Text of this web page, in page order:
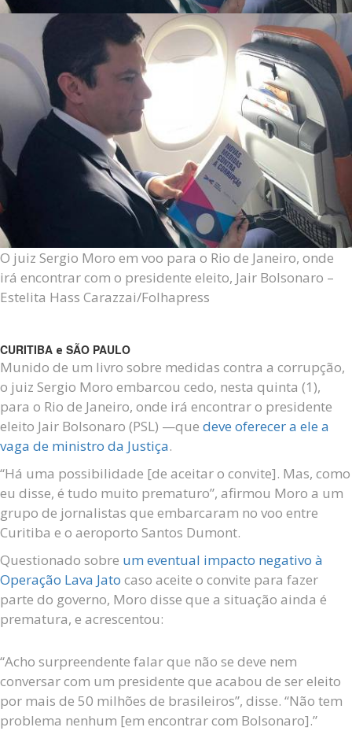
O juiz Sergio Moro em voo para o Rio de Janeiro, onde
irá encontrar com o presidente eleito, Jair Bolsonaro –
Estelita Hass Carazzai/Folhapress
CURITIBA e SÃO PAULO
Munido de um livro sobre medidas contra a corrupção,
o juiz Sergio Moro embarcou cedo, nesta quinta (1),
para o Rio de Janeiro, onde irá encontrar o presidente
eleito Jair Bolsonaro (PSL) —que deve oferecer a ele a
vaga de ministro da Justiça.
“Há uma possibilidade [de aceitar o convite]. Mas, como
eu disse, é tudo muito prematuro”, afirmou Moro a um
grupo de jornalistas que embarcaram no voo entre
Curitiba e o aeroporto Santos Dumont.
Questionado sobre um eventual impacto negativo à
Operação Lava Jato caso aceite o convite para fazer
parte do governo, Moro disse que a situação ainda é
prematura, e acrescentou:
“Acho surpreendente falar que não se deve nem
conversar com um presidente que acabou de ser eleito
por mais de 50 milhões de brasileiros”, disse. “Não tem
problema nenhum [em encontrar com Bolsonaro].”